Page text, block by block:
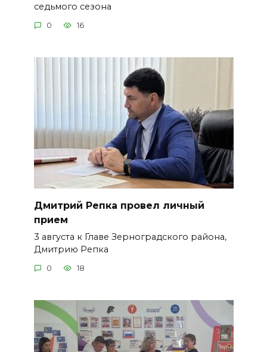
седьмого сезона
0 16
Дмитрий Репка провел личный
прием
3 августа к Главе Зерноградского района,
Дмитрию Репка
0 18